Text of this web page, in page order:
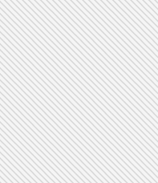
t
u
b
e